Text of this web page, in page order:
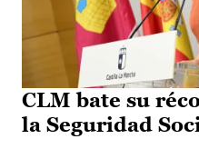
CLM bate su
la Seguridad